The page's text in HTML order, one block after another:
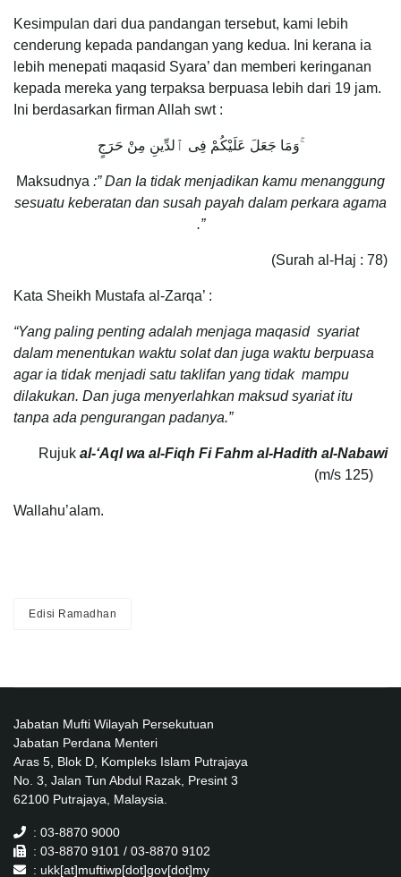
Kesimpulan dari dua pandangan tersebut, kami lebih
cenderung kepada pandangan yang kedua. Ini kerana ia
lebih menepati maqasid Syara’ dan memberi keringanan
kepada mereka yang terpaksa berpuasa lebih dari 19 jam.
Ini berdasarkan firman Allah swt :
وَمَا جَعَلَ عَلَيْكُمْ فِى ٱلدِّينِ مِنْ حَرَجٍ ۚ
Maksudnya :” Dan Ia tidak menjadikan kamu menanggung
sesuatu keberatan dan susah payah dalam perkara agama
.”
(Surah al-Haj : 78)
Kata Sheikh Mustafa al-Zarqa’ :
“Yang paling penting adalah menjaga maqasid syariat
dalam menentukan waktu solat dan juga waktu berpuasa
agar ia tidak menjadi satu taklifan yang tidak mampu
dilakukan. Dan juga menyerlahkan maksud syariat itu
tanpa ada pengurangan padanya.”
Rujuk al-‘Aql wa al-Fiqh Fi Fahm al-Hadith al-Nabawi
(m/s 125)
Wallahu’alam.
Edisi Ramadhan
Jabatan Mufti Wilayah Persekutuan
Jabatan Perdana Menteri
Aras 5, Blok D, Kompleks Islam Putrajaya
No. 3, Jalan Tun Abdul Razak, Presint 3
62100 Putrajaya, Malaysia.
: 03-8870 9000
: 03-8870 9101 / 03-8870 9102
: ukk[at]muftiwp[dot]gov[dot]my